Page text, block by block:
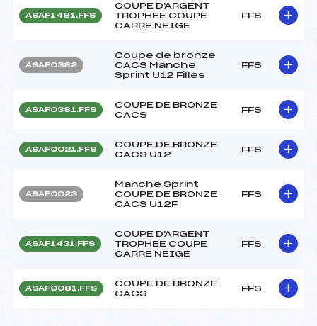
ASAF1481.FFS
COUPE D'ARGENT
TROPHEE COUPE
CARRE NEIGE
FFS
ASAF0382
Coupe de bronze
CACS Manche
Sprint U12 Filles
FFS
ASAF0381.FFS
COUPE DE BRONZE
CACS
FFS
ASAF0021.FFS
COUPE DE BRONZE
CACS U12
FFS
ASAF0023
Manche Sprint
COUPE DE BRONZE
CACS U12F
FFS
ASAF1431.FFS
COUPE D'ARGENT
TROPHEE COUPE
CARRE NEIGE
FFS
ASAF0081.FFS
COUPE DE BRONZE
CACS
FFS